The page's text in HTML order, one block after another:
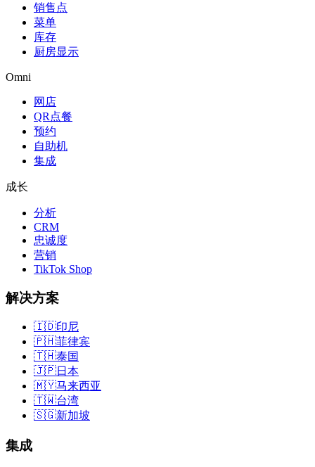
销售点
菜单
库存
厨房显示
Omni
网店
QR点餐
预约
自助机
集成
成长
分析
CRM
忠诚度
营销
TikTok Shop
解决方案
🇮🇩印尼
🇵🇭菲律宾
🇹🇭泰国
🇯🇵日本
🇲🇾马来西亚
🇹🇼台湾
🇸🇬新加坡
集成